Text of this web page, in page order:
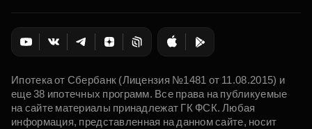
Ипотека от Сбербанк (Лицензия №1481 от 11.08.2015) и
еще 38 ипотечных программ. Все права на публикуемые
на сайте материалы принадлежат ГК ФСК. Любая
информация, представленная на данном сайте, носит